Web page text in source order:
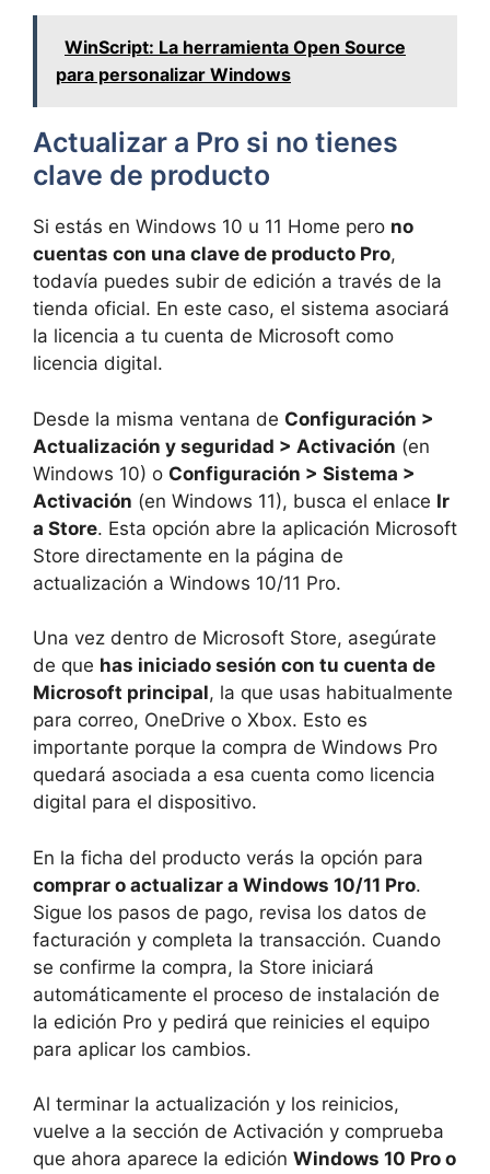
WinScript: La herramienta Open Source
para personalizar Windows
Actualizar a Pro si no tienes
clave de producto
Si estás en Windows 10 u 11 Home pero no
cuentas con una clave de producto Pro,
todavía puedes subir de edición a través de la
tienda oficial. En este caso, el sistema asociará
la licencia a tu cuenta de Microsoft como
licencia digital.
Desde la misma ventana de Configuración >
Actualización y seguridad > Activación (en
Windows 10) o Configuración > Sistema >
Activación (en Windows 11), busca el enlace Ir
a Store. Esta opción abre la aplicación Microsoft
Store directamente en la página de
actualización a Windows 10/11 Pro.
Una vez dentro de Microsoft Store, asegúrate
de que has iniciado sesión con tu cuenta de
Microsoft principal, la que usas habitualmente
para correo, OneDrive o Xbox. Esto es
importante porque la compra de Windows Pro
quedará asociada a esa cuenta como licencia
digital para el dispositivo.
En la ficha del producto verás la opción para
comprar o actualizar a Windows 10/11 Pro.
Sigue los pasos de pago, revisa los datos de
facturación y completa la transacción. Cuando
se confirme la compra, la Store iniciará
automáticamente el proceso de instalación de
la edición Pro y pedirá que reinicies el equipo
para aplicar los cambios.
Al terminar la actualización y los reinicios,
vuelve a la sección de Activación y comprueba
que ahora aparece la edición Windows 10 Pro o